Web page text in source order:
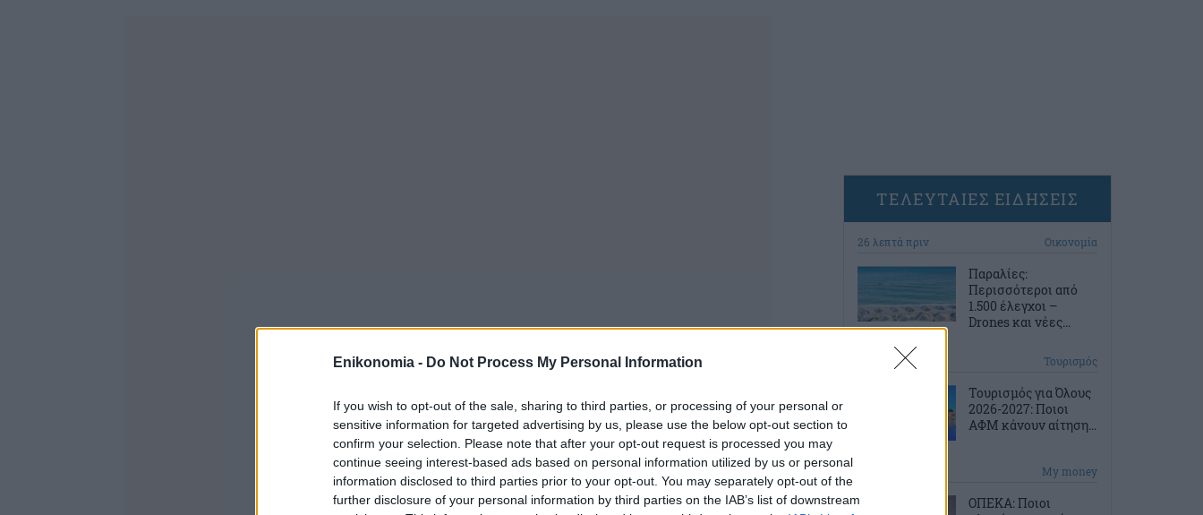
Enikonomia - Do Not Process My Personal Information
If you wish to opt-out of the sale, sharing to third parties, or processing of your personal or
sensitive information for targeted advertising by us, please use the below opt-out section to
confirm your selection. Please note that after your opt-out request is processed you may
continue seeing interest-based ads based on personal information utilized by us or personal
information disclosed to third parties prior to your opt-out. You may separately opt-out of the
further disclosure of your personal information by third parties on the IAB’s list of downstream
ΤΕΛΕΥΤΑΙΕΣ ΕΙΔΗΣΕΙΣ
26 λεπτά πριν Οικονομία
Παραλίες:
Περισσότεροι από
1.500 έλεγχοι –
Drones και νέες...
56 λεπτά πριν Τουρισμός
Τουρισμός για Όλους
2026-2027: Ποιοι
ΑΦΜ κάνουν αίτηση...
My money
ΟΠΕΚΑ: Ποιοι